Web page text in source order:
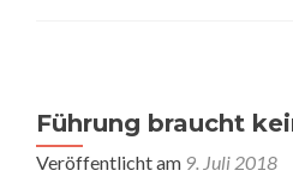
Führung braucht
Veröffentlicht am 9. Juli 2018